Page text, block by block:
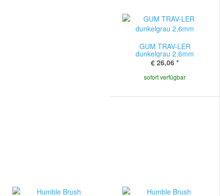
GUM TRAV-LER
dunkelgrau 2,6mm
€ 26,06 *
sofort verfügbar